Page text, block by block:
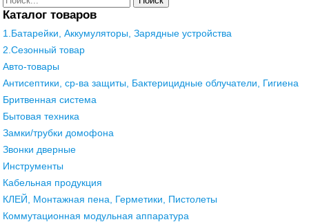
Каталог товаров
1.Батарейки, Аккумуляторы, Зарядные устройства
2.Сезонный товар
Авто-товары
Антисептики, ср-ва защиты, Бактерицидные облучатели, Гигиена
Бритвенная система
Бытовая техника
Замки/трубки домофона
Звонки дверные
Инструменты
Кабельная продукция
КЛЕЙ, Монтажная пена, Герметики, Пистолеты
Коммутационная модульная аппаратура